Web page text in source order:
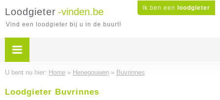
Ik ben een loodgieter
Loodgieter -vinden.be
Vind een loodgieter bij u in de buurt!
U bent nu hier: Home » Henegouwen » Buvrinnes
Loodgieter Buvrinnes